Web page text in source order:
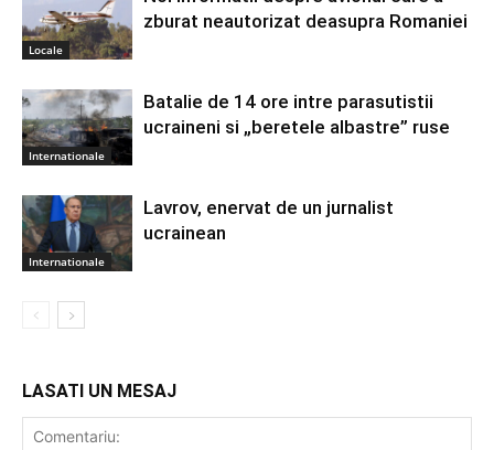
Locale
zburat neautorizat deasupra Romaniei
Internationale
Batalie de 14 ore intre parasutistii
ucraineni si „beretele albastre” ruse
Internationale
Lavrov, enervat de un jurnalist
ucrainean
LASATI UN MESAJ